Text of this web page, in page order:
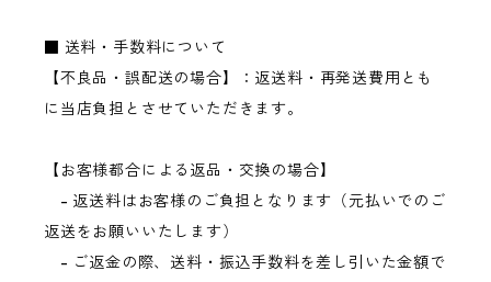
■ 送料・手数料について
【不良品・誤配送の場合】：返送料・再発送費用とも
に当店負担とさせていただきます。
【お客様都合による返品・交換の場合】
- 返送料はお客様のご負担となります（元払いでのご
返送をお願いいたします）
- ご返金の際、送料・振込手数料を差し引いた金額で